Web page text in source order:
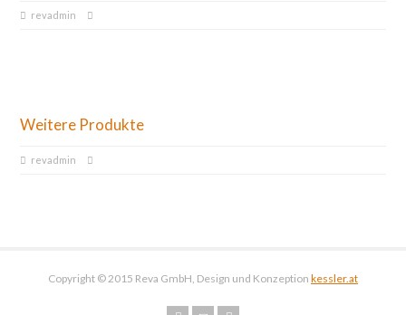
revadmin
Weitere Produkte
revadmin
Copyright © 2015 Reva GmbH, Design und Konzeption kessler.at